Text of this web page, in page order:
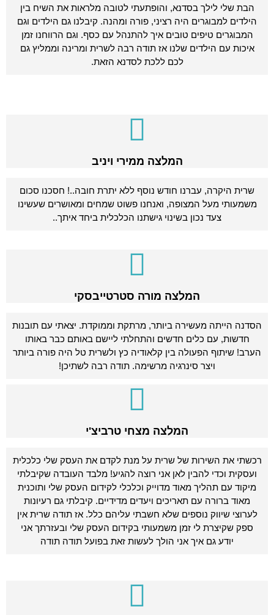
הבת שלי לילך בסדנא, והופתעתי לטובה מלראות את השיח בין
הילדים למבוגרים היה רציני, פורה ומהנה. קיבלנו גם הילדים וגם
המבוגרים טיפים טובים איך להתנהל עם כסף. וגם הרווחנו זמן
איכות עם הילדים שלנו אז תודה רבה לשרית ומרינה וממליץ גם
לכם ללכת לסדנא הזאת.
המלצה ממירי ויניב
שרית היקרה, עברנו חודש נוסף ללא יתרת חובה..! חסכנו סכום
משמעותי מעל המצופה, ואנחנו פשוט שמחים ומאושרים שעשינו
צעד נכון בשינוי גישתנו הכלכלית ביחד איתך..
המלצה מורה סטרטייבסקי
הסדנה הייתה מעשירה ביותר, מרתקת וממוקדת. יצאתי עם תובנות
חדשות, עם כלים חדשים והתחלתי ליישם באותם כבר באותו
הערב! שיתוף הפעולה בין קלאודיה כץ ולשרית טל היה פורה ביותר
ויצר סינרגיה מרשימה. תודה רבה לשתיכן!
המלצה מצחי טרביצ'י
רכשתי את השירות של שרית על מנת לקדם את העסק שלי כלכלית
ועסקית וכדי להבין לאן אני רוצה להגיע! מלבד העובדה שקיבלתי
מיקוד עם תהליך מאוד מדוייק וכלכלי לקידום העסק שלי ותוכנית
מאוד ברורה עם תאריכים ויעדים מדידיים. קיבלתי גם רעיונות
לערוצי שיווק נוספים שלא חשבתי עליהם כלל. אז תודה שרית אין
ספק שקיצרת לי זמן משמעותי בקידום העסק שלי ובעזרתך אני
יודע גם איך אני הולך לעשות זאת בפועל תודה תודה